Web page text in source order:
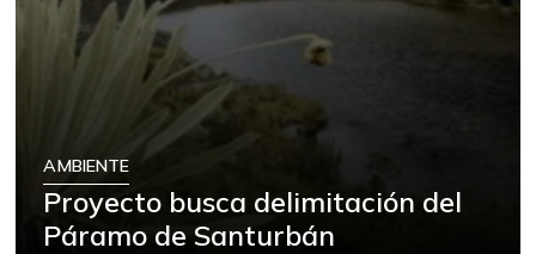
AMBIENTE
Proyecto busca delimitación del
Páramo de Santurbán